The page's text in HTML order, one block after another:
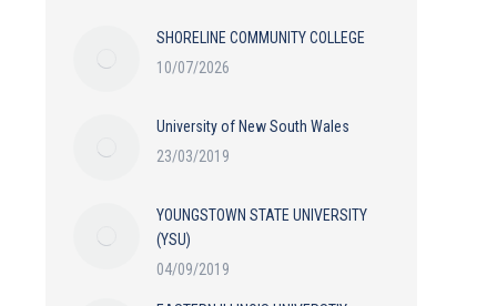
SHORELINE COMMUNITY COLLEGE
10/07/2026
University of New South Wales
23/03/2019
YOUNGSTOWN STATE UNIVERSITY
(YSU)
04/09/2019